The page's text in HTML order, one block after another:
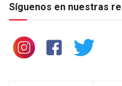
Síguenos en nuestras